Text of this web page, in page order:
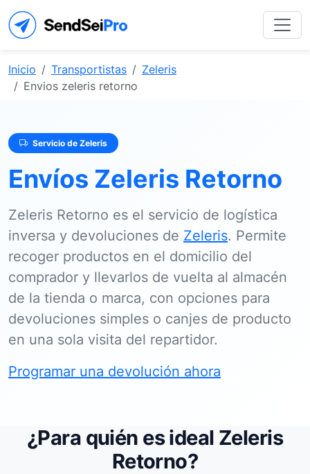
Inicio Transportistas
Zeleris
Envios zeleris retorno
Servicio de Zeleris
Envíos Zeleris Retorno
Zeleris Retorno es el servicio de logística
inversa y devoluciones de Zeleris. Permite
recoger productos en el domicilio del
comprador y llevarlos de vuelta al almacén
de la tienda o marca, con opciones para
devoluciones simples o canjes de producto
en una sola visita del repartidor.
Programar una devolución ahora
¿Para quién es ideal Zeleris
Retorno?